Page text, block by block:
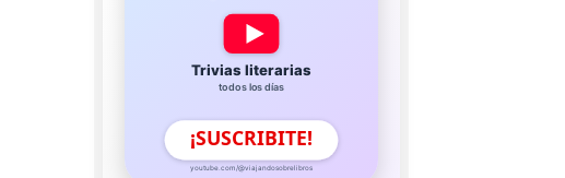
Trivias literarias
todos los días
¡SUSCRIBITE!
youtube.com/@viajandosobrelibros